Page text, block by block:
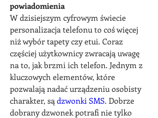
powiadomienia
W dzisiejszym cyfrowym świecie
personalizacja telefonu to coś więcej
niż wybór tapety czy etui. Coraz
częściej użytkownicy zwracają uwagę
na to, jak brzmi ich telefon. Jednym z
kluczowych elementów, które
pozwalają nadać urządzeniu osobisty
charakter, są dzwonki SMS. Dobrze
dobrany dzwonek potrafi nie tylko